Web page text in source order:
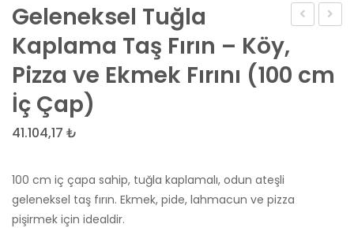
Odun &
Geleneksel Tuğla
Kaplama Taş Fırın – Köy,
Pizza ve Ekmek Fırını (100 cm
İç Çap)
41.104,17 ₺
100 cm iç çapa sahip, tuğla kaplamalı, odun ateşli
geleneksel taş fırın. Ekmek, pide, lahmacun ve pizza
pişirmek için idealdir.